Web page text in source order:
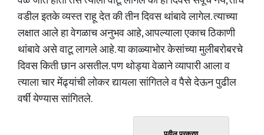
वडील इतके व्यस्त राहू देत की तीन दिवस थांबावे लागेल. त्याच्या
लक्षात आले हा वेगळाच अनुभव आहे, आपल्याला एकाच ठिकाणी
थांबावे असे वाटू लागले आहे. या काळ्याभोर केसांच्या मुलीबरोबरचे
दिवस किती छान असतील. पण थोड्या वेळाने व्यापारी आला व
त्याला चार मेंढ्यांची लोकर द्यायला सांगितले व पैसे देऊन पुढील
वर्षी येण्यास सांगितले.